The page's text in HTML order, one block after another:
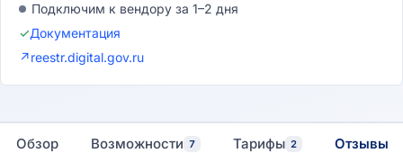
Подключим к вендору за 1–2 дня
✓Документация
↗reestr.digital.gov.ru
Обзор Возможности 7 Тарифы 2 Отзывы